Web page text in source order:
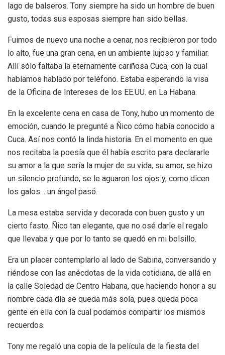
lago de balseros. Tony siempre ha sido un hombre de buen
gusto, todas sus esposas siempre han sido bellas.
Fuimos de nuevo una noche a cenar, nos recibieron por todo
lo alto, fue una gran cena, en un ambiente lujoso y familiar.
Allí sólo faltaba la eternamente cariñosa Cuca, con la cual
habíamos hablado por teléfono. Estaba esperando la visa
de la Oficina de Intereses de los EE.UU. en La Habana.
En la excelente cena en casa de Tony, hubo un momento de
emoción, cuando le pregunté a Ñico cómo había conocido a
Cuca. Así nos contó la linda historia. En el momento en que
nos recitaba la poesía que él había escrito para declararle
su amor a la que sería la mujer de su vida, su amor, se hizo
un silencio profundo, se le aguaron los ojos y, como dicen
los galos… un ángel pasó.
La mesa estaba servida y decorada con buen gusto y un
cierto fasto. Ñico tan elegante, que no osé darle el regalo
que llevaba y que por lo tanto se quedó en mi bolsillo.
Era un placer contemplarlo al lado de Sabina, conversando y
riéndose con las anécdotas de la vida cotidiana, de allá en
la calle Soledad de Centro Habana, que haciendo honor a su
nombre cada día se queda más sola, pues queda poca
gente en ella con la cual podamos compartir los mismos
recuerdos.
Tony me regaló una copia de la película de la fiesta del